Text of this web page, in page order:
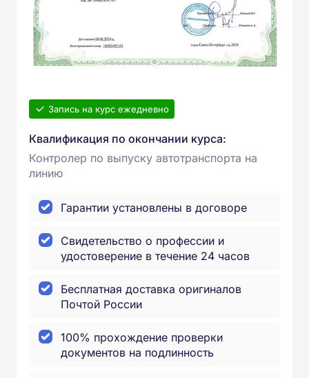
Запись на курс ежедневно
Квалификация по окончании курса:
Контролер по выпуску автотранспорта на
линию
Гарантии установлены в договоре
Свидетельство о профессии и
удостоверение в течение 24 часов
Бесплатная доставка оригиналов
Почтой России
100% прохождение проверки
документов на подлинность